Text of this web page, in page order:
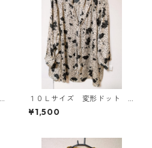
１０Ｌサイズ 変形ドット
花柄 ボウタイブラウス オ
フホワイト KAE-4776
¥1,500